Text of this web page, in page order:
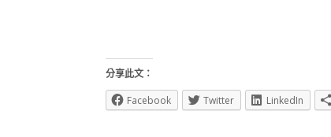
分享此文：
Facebook
Twitter LinkedIn